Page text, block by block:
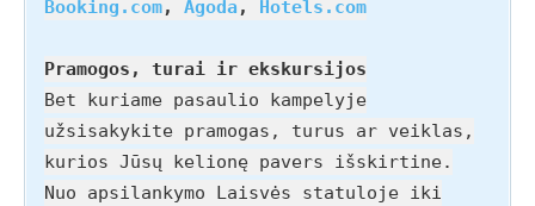
Booking.com, Agoda , Hotels.com
Pramogos, turai ir ekskursijos
Bet kuriame pasaulio kampelyje
užsisakykite pramogas, turus ar veiklas,
kurios Jūsų kelionę pavers išskirtine.
Nuo apsilankymo Laisvės statuloje iki